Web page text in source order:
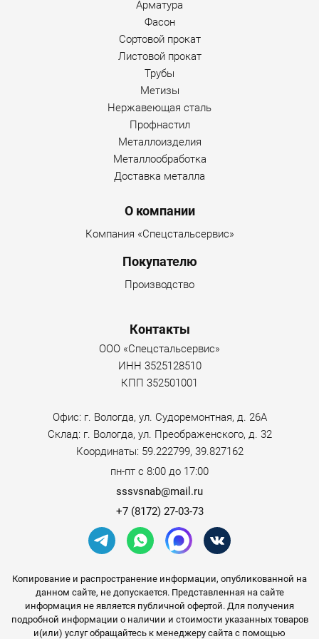
Арматура
Фасон
Сортовой прокат
Листовой прокат
Трубы
Метизы
Нержавеющая сталь
Профнастил
Металлоизделия
Металлообработка
Доставка металла
О компании
Компания «Спецстальсервис»
Покупателю
Производство
Контакты
ООО «Спецстальсервис»
ИНН 3525128510
КПП 352501001
Офис: г. Вологда, ул. Судоремонтная, д. 26А
Склад: г. Вологда, ул. Преображенского, д. 32
Координаты: 59.222799, 39.827162
пн-пт с 8:00 до 17:00
sssvsnab@mail.ru
+7 (8172) 27-03-73
Копирование и распространение информации, опубликованной на
данном сайте, не допускается. Представленная на сайте
информация не является публичной офертой. Для получения
подробной информации о наличии и стоимости указанных товаров
и(или) услуг обращайтесь к менеджеру сайта с помощью